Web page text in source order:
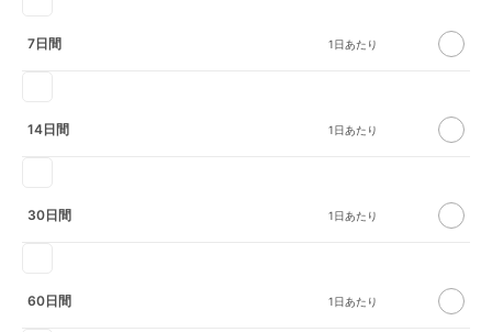
7日間
14日間
30日間
60日間